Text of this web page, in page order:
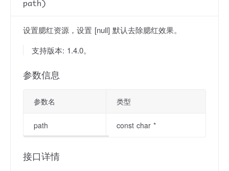
path)
设置腮红资源，设置 [null] 默认去除腮红效果。
支持版本: 1.4.0。
参数信息
参数名 类型
path const char *
接口详情